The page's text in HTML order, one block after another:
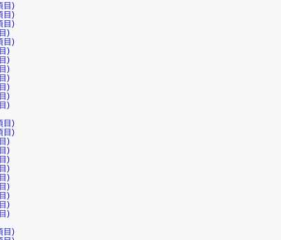
目)
目)
目)
)
目)
)
)
)
)
)
)
)
目)
目)
)
)
)
)
)
)
)
)
)
目)